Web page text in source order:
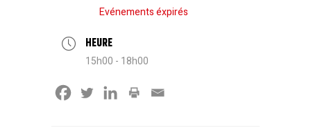
Evénements éxpirés
HEURE
15h00 - 18h00